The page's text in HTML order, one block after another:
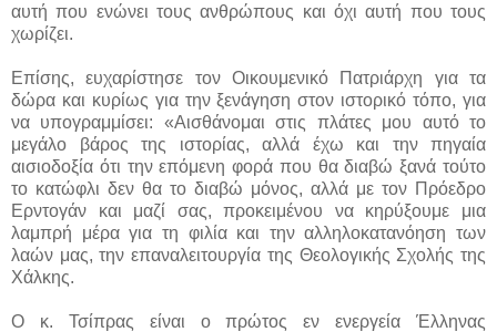
αυτή που ενώνει τους ανθρώπους και όχι αυτή που τους
χωρίζει.
Επίσης, ευχαρίστησε τον Οικουμενικό Πατριάρχη για τα
δώρα και κυρίως για την ξενάγηση στον ιστορικό τόπο, για
να υπογραμμίσει: «Αισθάνομαι στις πλάτες μου αυτό το
μεγάλο βάρος της ιστορίας, αλλά έχω και την πηγαία
αισιοδοξία ότι την επόμενη φορά που θα διαβώ ξανά τούτο
το κατώφλι δεν θα το διαβώ μόνος, αλλά με τον Πρόεδρο
Ερντογάν και μαζί σας, προκειμένου να κηρύξουμε μια
λαμπρή μέρα για τη φιλία και την αλληλοκατανόηση των
λαών μας, την επαναλειτουργία της Θεολογικής Σχολής της
Χάλκης.
Ο κ. Τσίπρας είναι ο πρώτος εν ενεργεία Έλληνας